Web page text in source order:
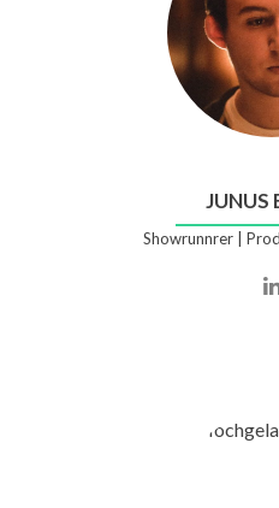
JUNUS
Showrunnrer |